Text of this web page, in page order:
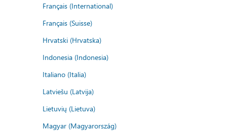
Français (International)
Français (Suisse)
Hrvatski (Hrvatska)
Indonesia (Indonesia)
Italiano (Italia)
Latviešu (Latvija)
Lietuvių (Lietuva)
Magyar (Magyarország)